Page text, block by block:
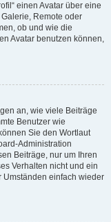
einen Avatar über eine
Remote oder
ob und wie die
Avatar benutzen können,
an, wie viele Beiträge
Benutzer wie
Sie den Wortlaut
Administration
Beiträge, nur um Ihren
Verhalten nicht und ein
Umständen einfach wieder